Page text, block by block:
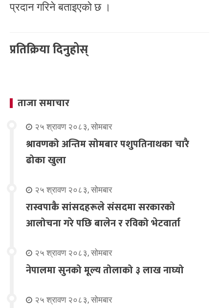
प्रदान गरिने बताइएको छ ।
प्रतिक्रिया दिनुहोस्
ताजा समाचार
२५ श्रावण २०८३, सोमबार
श्रावणको अन्तिम सोमबार पशुपतिनाथका चारै
ढोका खुला
२५ श्रावण २०८३, सोमबार
रास्वपाकै सांसदहरूले संसदमा सरकारको
आलोचना गरे पछि बालेन र रविको भेटवार्ता
२५ श्रावण २०८३, सोमबार
नेपालमा सुनको मूल्य तोलाको ३ लाख नाघ्यो
२५ श्रावण २०८३, सोमबार